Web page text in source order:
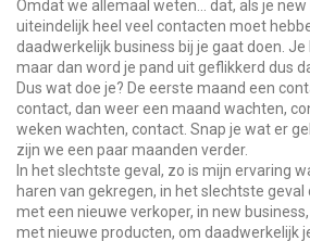
Omdat we allemaal weten… dat, als je new
uiteindelijk heel veel contacten moet
daadwerkelijk business bij je gaat doen.
maar dan word je pand uit geflikkerd dus
Dus wat doe je? De eerste maand een
contact, dan weer een maand wachten,
weken wachten, contact. Snap je wat er
zijn we een paar maanden verder.
In het slechtste geval, zo is mijn ervaring
haren van gekregen, in het slechtste geval
met een nieuwe verkoper, in new
met nieuwe producten, om daadwerkelijk